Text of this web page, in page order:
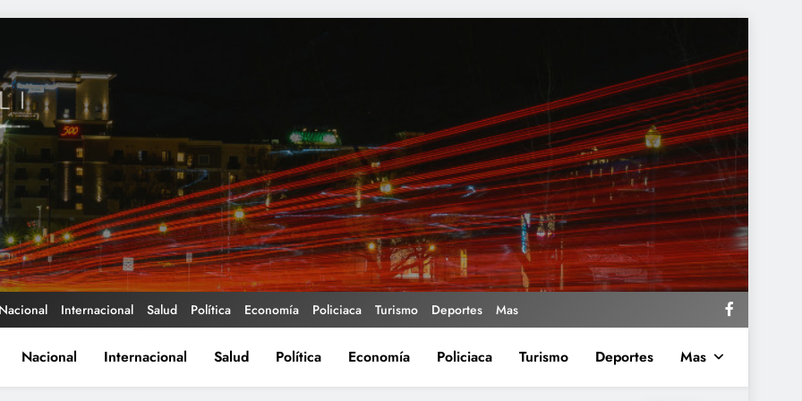
Nacional Internacional Salud Política Economía Policiaca Turismo Deportes Mas
Nacional Internacional Salud Política Economía Policiaca Turismo Deportes Mas